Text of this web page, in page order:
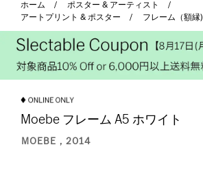
ホーム
ポスター & アーティスト
アートプリント & ポスター
フレーム（額縁)
Moebe フレーム A5 ホワイト
MOEBE，2014